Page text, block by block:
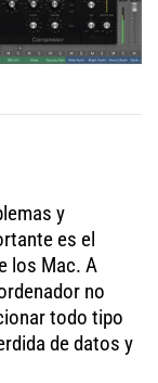
y
es el
los Mac. A
no
todo tipo
de datos y